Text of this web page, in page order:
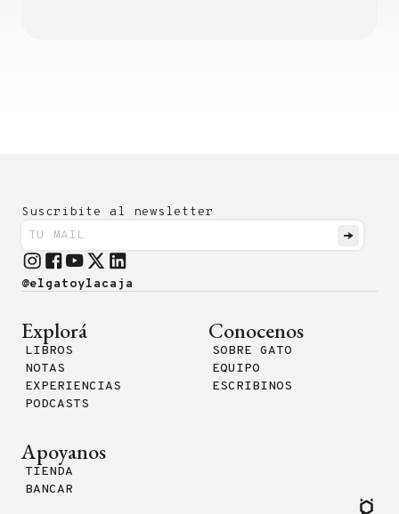
Suscribite al newsletter
@elgatoylacaja
Explorá
LIBROS
NOTAS
EXPERIENCIAS
PODCASTS
Conocenos
SOBRE GATO
EQUIPO
ESCRIBINOS
Apoyanos
TIENDA
BANCAR